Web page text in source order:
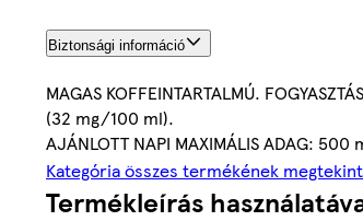
Biztonsági információ
MAGAS KOFFEINTARTALMÚ.
(32 mg/100 ml).
AJÁNLOTT NAPI MAXIMÁLIS ADAG: 500
Kategória összes termékének
Termékleírás